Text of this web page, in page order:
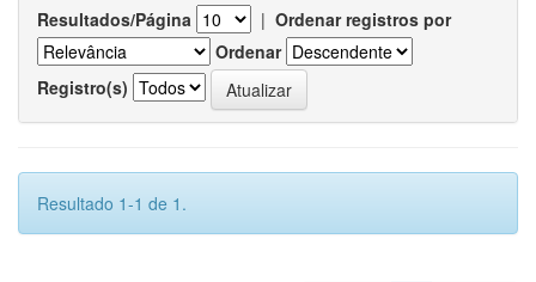
Resultados/Página | Ordenar registros por
Ordenar
Registro(s)
Resultado 1-1 de 1.